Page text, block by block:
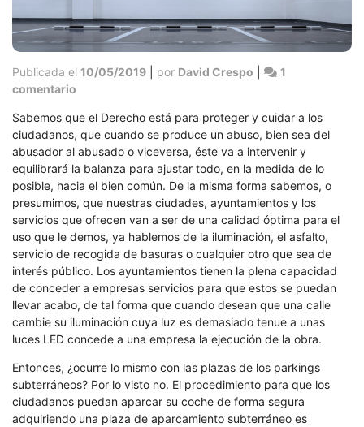
Publicada el 10/05/2019 por David Crespo
1
comentario
de
parking
Sabemos que el Derecho está para proteger y cuidar a los
ciudadanos, que cuando se produce un abuso, bien sea del
abusador al abusado o viceversa, éste va a intervenir y
equilibrará la balanza para ajustar todo, en la medida de lo
posible, hacia el bien común. De la misma forma sabemos, o
presumimos, que nuestras ciudades, ayuntamientos y los
servicios que ofrecen van a ser de una calidad óptima para el
uso que le demos, ya hablemos de la iluminación, el asfalto,
servicio de recogida de basuras o cualquier otro que sea de
interés público. Los ayuntamientos tienen la plena capacidad
de conceder a empresas servicios para que estos se puedan
llevar acabo, de tal forma que cuando desean que una calle
cambie su iluminación cuya luz es demasiado tenue a unas
luces LED concede a una empresa la ejecución de la obra.
Entonces, ¿ocurre lo mismo con las plazas de los parkings
subterráneos? Por lo visto no. El procedimiento para que los
ciudadanos puedan aparcar su coche de forma segura
adquiriendo una plaza de aparcamiento subterráneo es